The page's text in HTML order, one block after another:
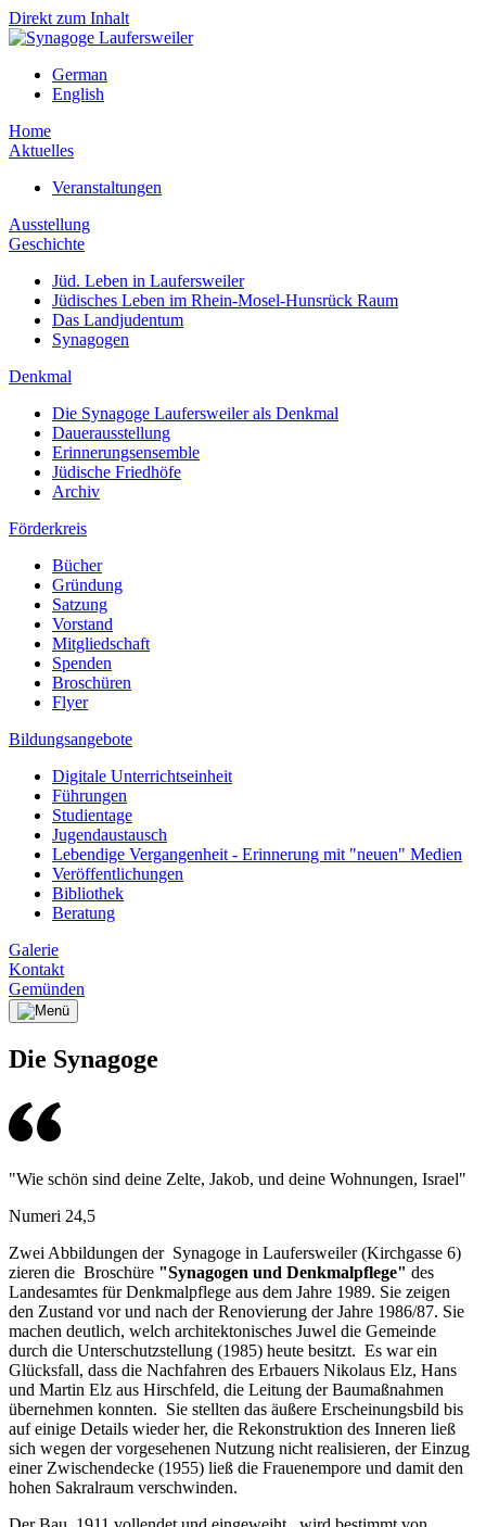
Direkt zum Inhalt
German
English
Home
Aktuelles
Veranstaltungen
Ausstellung
Geschichte
Jüd. Leben in Laufersweiler
Jüdisches Leben im Rhein-Mosel-Hunsrück Raum
Das Landjudentum
Synagogen
Denkmal
Die Synagoge Laufersweiler als Denkmal
Dauerausstellung
Erinnerungsensemble
Jüdische Friedhöfe
Archiv
Förderkreis
Bücher
Gründung
Satzung
Vorstand
Mitgliedschaft
Spenden
Broschüren
Flyer
Bildungsangebote
Digitale Unterrichtseinheit
Führungen
Studientage
Jugendaustausch
Lebendige Vergangenheit - Erinnerung mit "neuen" Medien
Veröffentlichungen
Bibliothek
Beratung
Galerie
Kontakt
Gemünden
Die Synagoge
"Wie schön sind deine Zelte, Jakob, und deine Wohnungen, Israel"
Numeri 24,5
Zwei Abbildungen der Synagoge in Laufersweiler (Kirchgasse 6)
zieren die Broschüre "Synagogen und Denkmalpflege" des
Landesamtes für Denkmalpflege aus dem Jahre 1989. Sie zeigen
den Zustand vor und nach der Renovierung der Jahre 1986/87. Sie
machen deutlich, welch architektonisches Juwel die Gemeinde
durch die Unterschutzstellung (1985) heute besitzt. Es war ein
Glücksfall, dass die Nachfahren des Erbauers Nikolaus Elz, Hans
und Martin Elz aus Hirschfeld, die Leitung der Baumaßnahmen
übernehmen konnten. Sie stellten das äußere Erscheinungsbild bis
auf einige Details wieder her, die Rekonstruktion des Inneren ließ
sich wegen der vorgesehenen Nutzung nicht realisieren, der Einzug
einer Zwischendecke (1955) ließ die Frauenempore und damit den
hohen Sakralraum verschwinden.